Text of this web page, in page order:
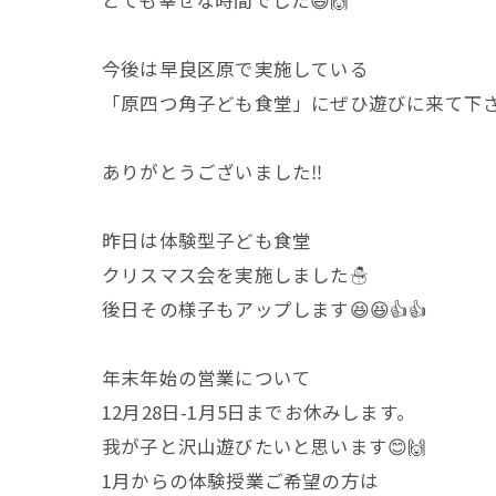
今後は早良区原で実施している
「原四つ角子ども食堂」にぜひ遊びに来て下
ありがとうございました‼︎
昨日は体験型子ども食堂
クリスマス会を実施しました☃️
後日その様子もアップします😆😆👍👍
年末年始の営業について
12月28日-1月5日までお休みします。
我が子と沢山遊びたいと思います😊🙌
1月からの体験授業ご希望の方は